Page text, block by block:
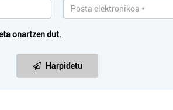
onartzen dut.
Harpidetu